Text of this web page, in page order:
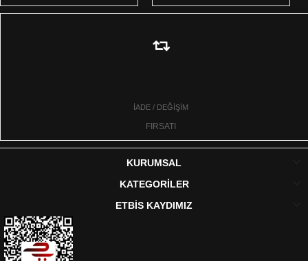
İADE / DEĞİŞİM
FIRSATI
KURUMSAL
KATEGORİLER
ETBİS KAYDIMIZ